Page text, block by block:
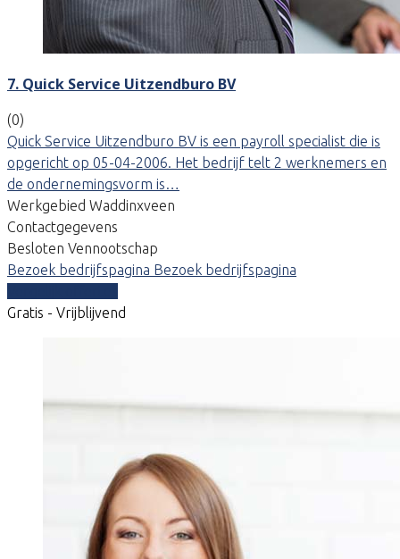
7. Quick Service Uitzendburo BV
(0)
Quick Service Uitzendburo BV is een payroll specialist die is
opgericht op 05-04-2006. Het bedrijf telt 2 werknemers en
de ondernemingsvorm is…
Werkgebied Waddinxveen
Contactgegevens
Besloten Vennootschap
Bezoek bedrijfspagina Bezoek bedrijfspagina
Gratis - Vrijblijvend